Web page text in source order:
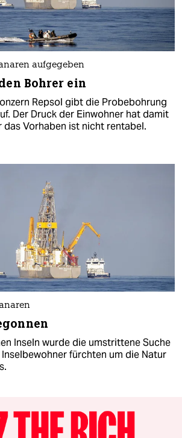
aufgegeben
Bohrer ein
Repsol gibt die Probebohrung
Der Druck der Einwohner hat damit
das Vorhaben ist nicht rentabel.
Inseln wurde die umstrittene Suche
fürchten um die Natur